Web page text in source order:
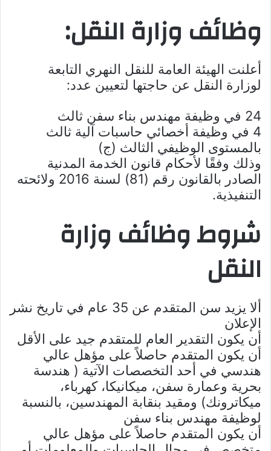
وظائف وزارة النقل:
أعلنت الهيئة العامة للنقل النهري التابعة
لوزارة النقل عن حاجتها لتعيين عدد:
24 في وظيفة مهندس بناء سفن ثالث
4 في وظيفة أخصائي حاسبات آلية ثالث
بالمستوى الوظيفي الثالث (ج)
وذلك وفقًا لأحكام قانون الخدمة المدنية
الصادر بالقانون رقم (81) لسنة 2016 ولائحته
التنفيذية.
شروط وظائف وزارة
النقل
ألا يزيد سن المتقدم عن 35 عام في تاريخ نشر
الإعلان
أن يكون التقدير العام للمتقدم جيد على الأقل
أن يكون المتقدم حاصلاً على مؤهل عالي
هندسي في أحد التخصصات الآتية ( هندسة
بحرية وعمارة سفن، ميكانيكا، كهرباء،
ميكاترونك) ومقيد بنقابة المهندسين، بالنسبة
لوظيفة مهندس بناء سفن
أن يكون المتقدم حاصلاً على مؤهل عالي